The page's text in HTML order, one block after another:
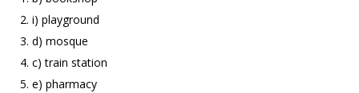
i) playground
d) mosque
c) train station
e) pharmacy